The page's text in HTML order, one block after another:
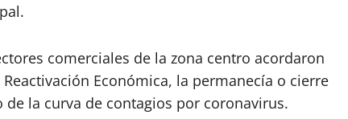
comerciales de la zona centro acordaron
Económica, la permanecía o cierre
la curva de contagios por coronavirus.